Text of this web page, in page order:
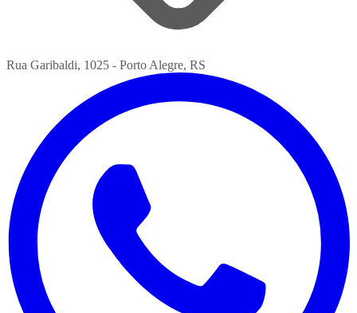
Rua Garibaldi, 1025 - Porto Alegre, RS